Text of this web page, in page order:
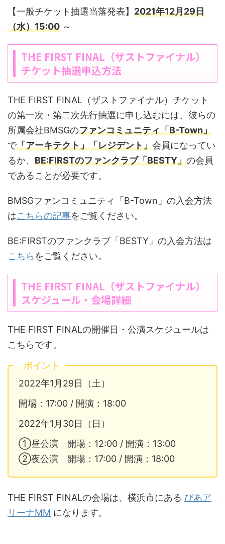
【一般チケット抽選当落発表】 2021年12月29日
（水）15:00 ～
THE FIRST FINAL（ザストファイナル）
チケット抽選申込方法
THE FIRST FINAL（ザストファイナル）チケット
の第一次・第二次先行抽選に申し込むには、彼らの
所属会社BMSGのファンコミュニティ「B-Town」
で「アーキテクト」「レジデント」会員になってい
るか、 BE:FIRSTのファンクラブ「BESTY」の会員
であることが必要です。
BMSGファンコミュニティ「B-Town」の入会方法
はこちらの記事をご覧ください。
BE:FIRSTのファンクラブ「BESTY」の入会方法は
こちら をご覧ください。
THE FIRST FINAL（ザストファイナル）
スケジュール・会場詳細
THE FIRST FINALの開催日・公演スケジュールは
こちらです。
ポイント
2022年1月29日（土）
開場：17:00 / 開演：18:00
2022年1月30日（日）
①昼公演 開場：12:00 / 開演：13:00
②夜公演 開場：17:00 / 開演：18:00
THE FIRST FINALの会場は、横浜市にある ぴあア
リーナMM になります。